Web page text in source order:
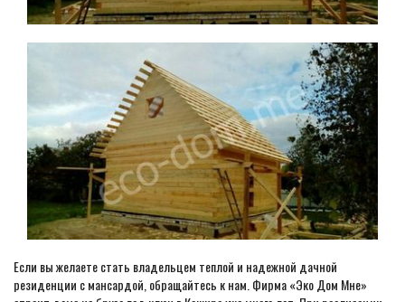
Если вы желаете стать владельцем теплой и надежной дачной
резиденции с мансардой, обращайтесь к нам. Фирма «Эко Дом Мне»